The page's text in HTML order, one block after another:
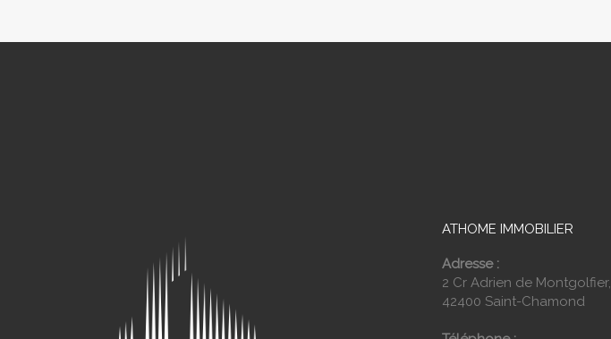
ATHOME IMMOBILIER
Adresse :
2 Cr Adrien de Montgolfier,
42400 Saint-Chamond